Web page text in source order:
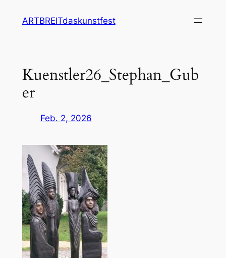
InhaltARTBREITdaskunstfest
Kuenstler26_Stephan_Gub
er
Feb. 2, 2026